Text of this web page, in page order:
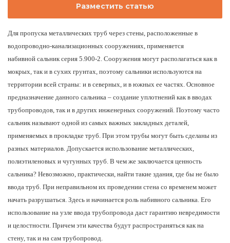
Разместить статью
Для пропуска металлических труб через стены, расположенные в
водопроводно-канализационных сооружениях, применяется
набивной сальник серия 5.900-2. Сооружения могут располагаться как в
мокрых, так и в сухих грунтах, поэтому сальники используются на
территории всей страны: и в северных, и в южных ее частях. Основное
предназначение данного сальника – создание уплотнений как в вводах
трубопроводов, так и в других инженерных сооружений. Поэтому часто
сальник называют одной из самых важных закладных деталей,
применяемых в прокладке труб. При этом трубы могут быть сделаны из
разных материалов. Допускается использование металлических,
полиэтиленовых и чугунных труб. В чем же заключается ценность
сальника? Невозможно, практически, найти такие здания, где бы не было
ввода труб. При неправильном их проведении стена со временем может
начать разрушаться. Здесь и начинается роль набивного сальника. Его
использование на узле ввода трубопровода даст гарантию невредимости
и целостности. Причем эти качества будут распространяться как на
стену, так и на сам трубопровод.